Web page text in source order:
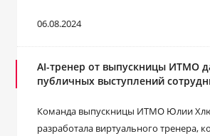
06.08.2024
AI-тренер от выпускницы ИТМО
публичных выступлений
Команда выпускницы ИТМО Юлии
разработала виртуального тренера,